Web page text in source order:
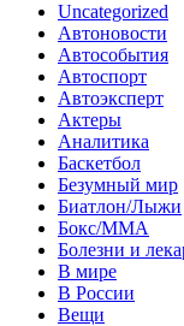
Uncategorized
Автоновости
Автособытия
Автоспорт
Автоэксперт
Актеры
Аналитика
Баскетбол
Безумный мир
Биатлон/Лыжи
Бокс/MMA
Болезни и
В мире
В России
Вещи